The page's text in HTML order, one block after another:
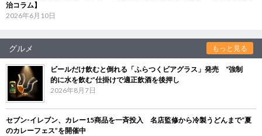
治コラム】
2026年6月10日
グルメ もっと見る
ビールだけ飲むと倒れる「ふらつくビアグラス」発売 “強制
的に水を飲む”仕掛けで適正飲酒を後押し
2026年8月7日
セブン‐イレブン、カレー15商品を一斉投入 名店監修から冷製うどんまで“夏
のカレーフェス”を開催中